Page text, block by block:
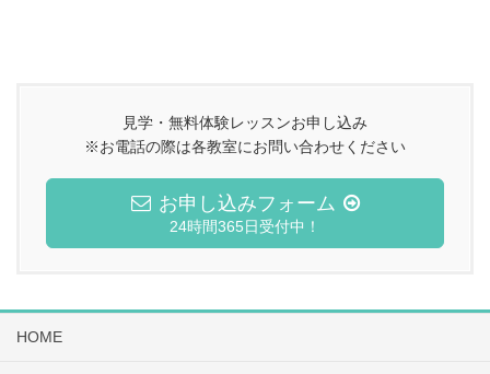
見学・無料体験レッスンお申し込み
※お電話の際は各教室にお問い合わせください
お申し込みフォーム
24時間365日受付中！
HOME